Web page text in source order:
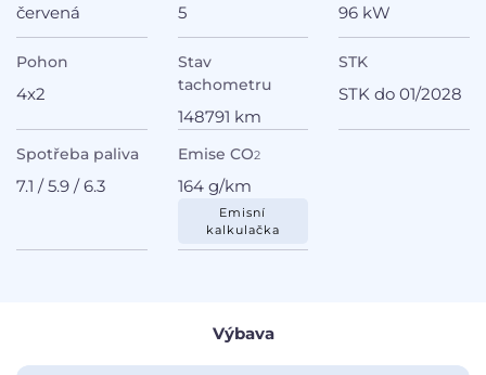
červená 5 96 kW
Pohon
4x2
Stav
tachometru
148791 km
STK
STK do 01/2028
Spotřeba paliva
7.1 / 5.9 / 6.3
Emise CO2
164 g/km
Emisní
kalkulačka
Výbava